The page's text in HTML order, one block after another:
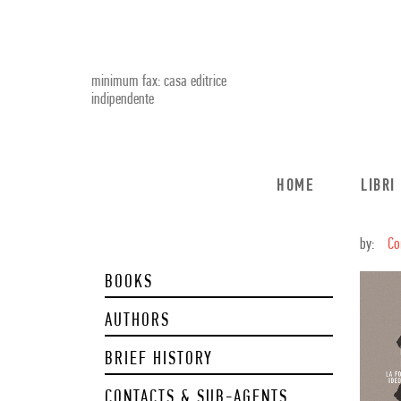
minimum fax: casa editrice
indipendente
HOME LIBRI
BOOKS
AUTHORS
BRIEF HISTORY
by: